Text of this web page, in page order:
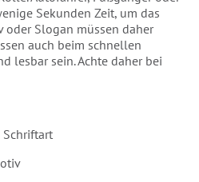
Sekunden Zeit, um das
oder Slogan müssen daher
auch beim schnellen
lesbar sein. Achte daher bei